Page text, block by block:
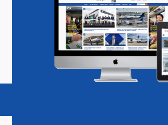
Magazine Podcasts